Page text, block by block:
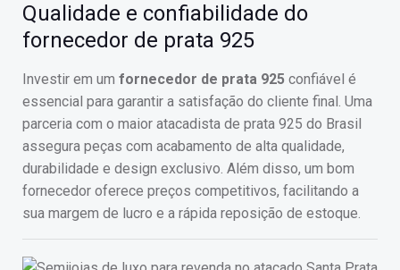
Qualidade e confiabilidade do
fornecedor de prata 925
Investir em um fornecedor de prata 925 confiável é
essencial para garantir a satisfação do cliente final. Uma
parceria com o maior atacadista de prata 925 do Brasil
assegura peças com acabamento de alta qualidade,
durabilidade e design exclusivo. Além disso, um bom
fornecedor oferece preços competitivos, facilitando a
sua margem de lucro e a rápida reposição de estoque.